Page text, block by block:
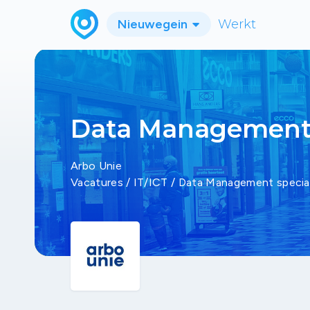
Nieuwegein Werkt
Data
Arbo Unie
Vacatures / IT/ICT / Data Management